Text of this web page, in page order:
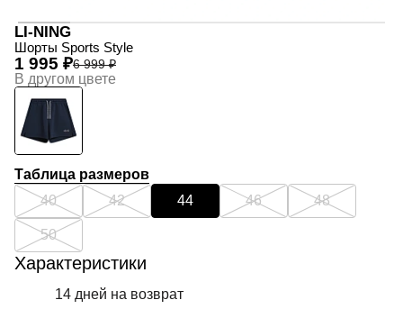
LI-NING
Шорты Sports Style
6 999 ₽
1 995 ₽
В другом цвете
Таблица размеров
40
42 44 46 48
50
Характеристики
14 дней на возврат